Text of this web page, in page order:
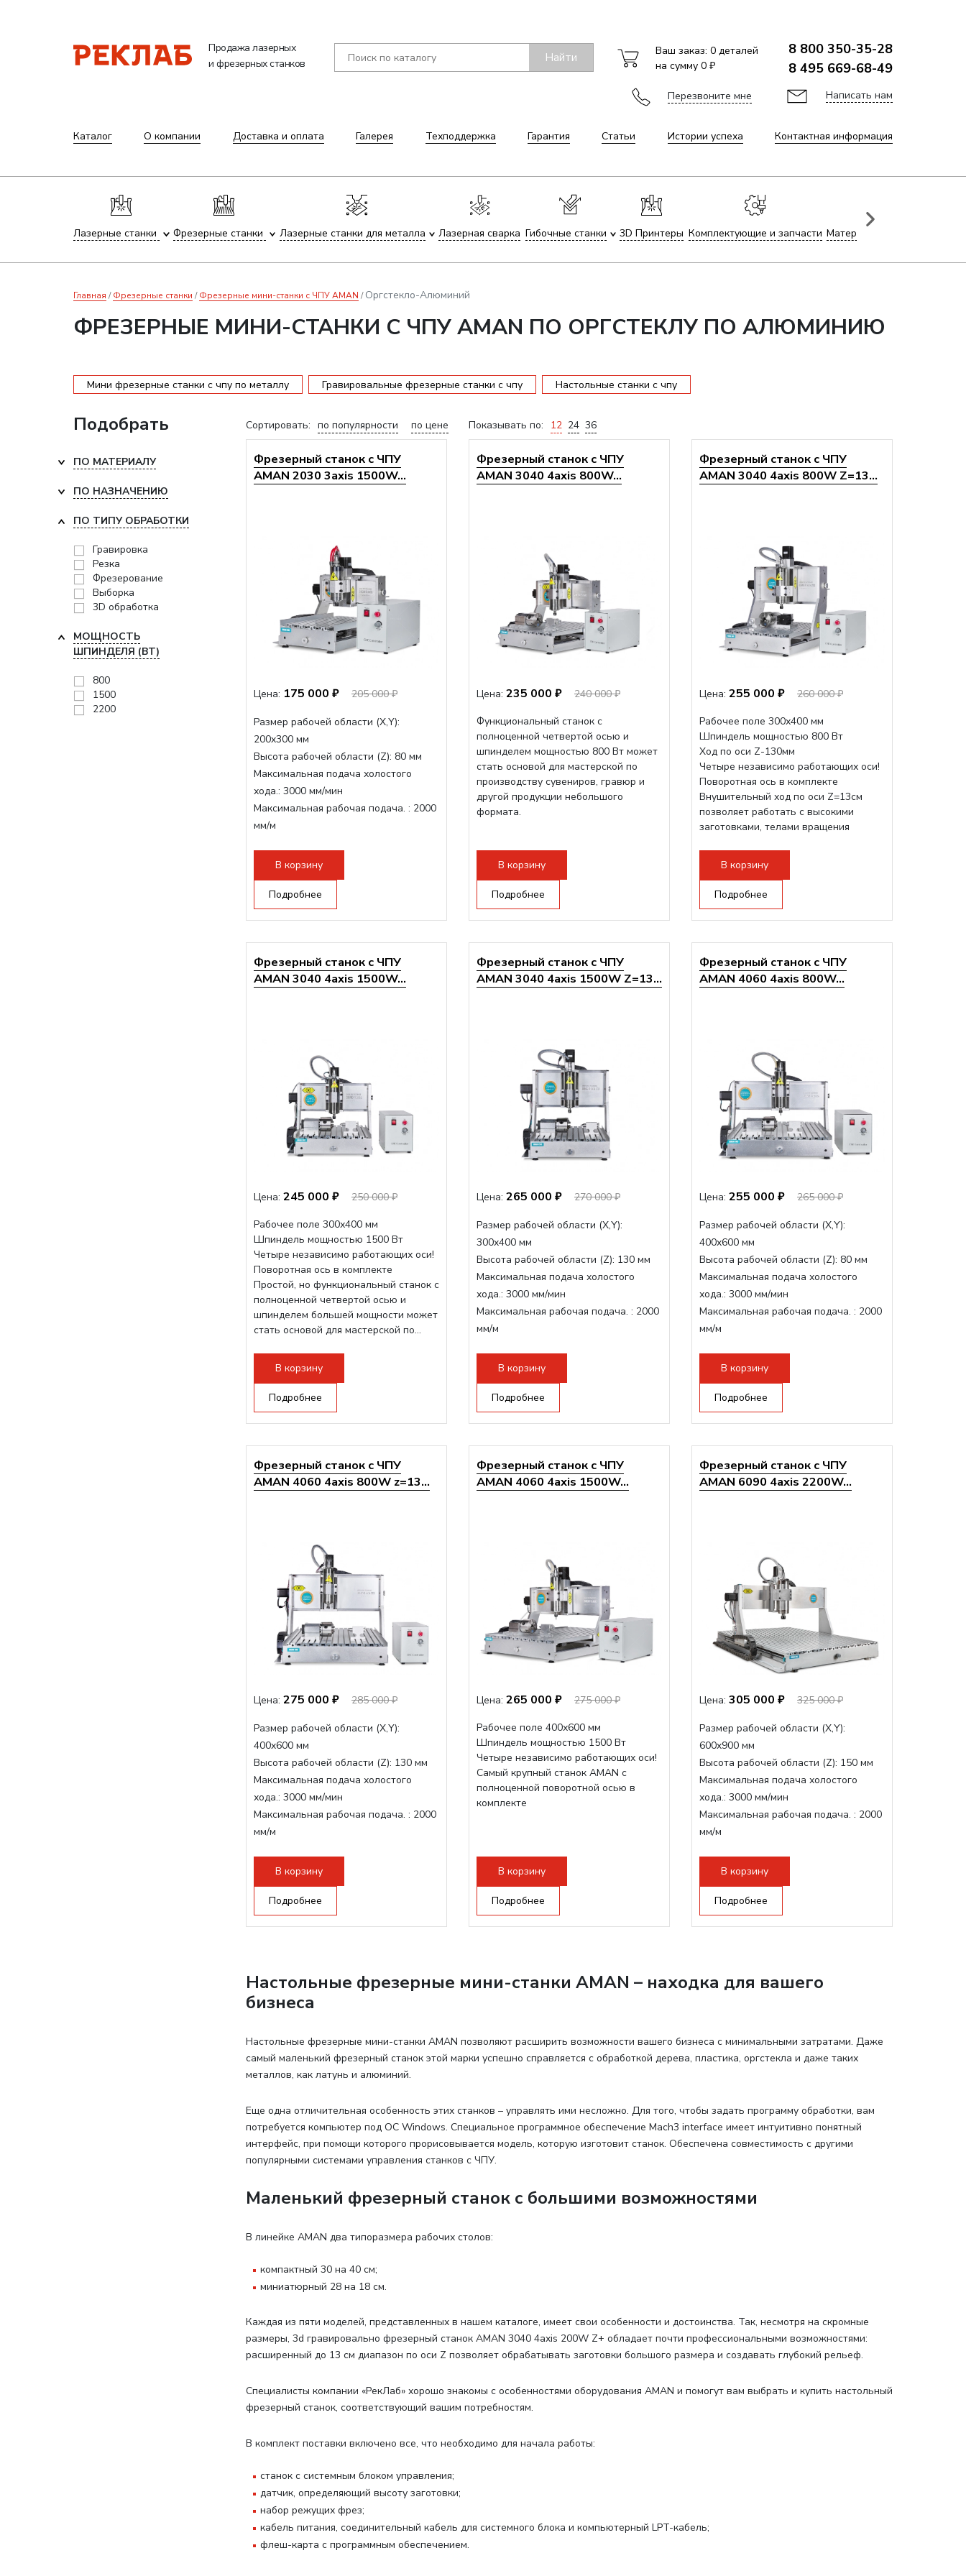
Продажа лазерных
и фрезерных станков
Найти Ваш заказ: 0деталей
на сумму 0 ₽
8 800 350-35-28
8 495 669-68-49
Перезвоните мне Написать нам
Каталог О компании Доставка и оплата Галерея Техподдержка Гарантия Статьи Истории успеха Контактная информация
Лазерные станки Фрезерные станки Лазерные станки для металла Лазерная сварка Гибочные станки 3D Принтеры Комплектующие и запчасти Материалы для лазерной
Главная Фрезерные станки Фрезерные мини-станки с ЧПУ AMAN Оргстекло-Алюминий
ФРЕЗЕРНЫЕ МИНИ-СТАНКИ С ЧПУ AMAN ПО ОРГСТЕКЛУ ПО АЛЮМИНИЮ
Мини фрезерные станки с чпу по металлу Гравировальные фрезерные станки с чпу Настольные станки с чпу
Сортировать: по популярности по цене Показывать по: 12 24 36
Фрезерный станок с ЧПУ
AMAN 2030 3axis 1500W...
Цена: 175 000 ₽ 205 000 ₽
Размер рабочей области (Х,Y):
200x300 мм
Высота рабочей области (Z): 80 мм
Максимальная подача холостого
хода.: 3000 мм/мин
Максимальная рабочая подача. : 2000
мм/м
стандартно:Т-слот
Цанговый патрон:ER11
Мощность шпинделя:
В корзину
Подробнее
Фрезерный станок с ЧПУ
AMAN 3040 4axis 800W...
Цена: 235 000 ₽
240 000 ₽
Функциональный станок с
полноценной четвертой осью и
шпинделем мощностью 800 Вт может
стать основой для мастерской по
производству сувениров, гравюр и
другой продукции небольшого
формата.
В корзину
Подробнее
Фрезерный станок с ЧПУ
AMAN 3040 4axis 800W Z=13...
Цена: 255 000 ₽
260 000 ₽
Рабочее поле 300х400 мм
Шпиндель мощностью 800 Вт
Ход по оси Z-130мм
Четыре независимо работающих оси!
Поворотная ось в комплекте
Внушительный ход по оси Z=13см
позволяет работать с высокими
заготовками, телами вращения
В корзину
Подробнее
Фрезерный станок с ЧПУ
AMAN 3040 4axis 1500W...
Цена: 245 000 ₽
250 000 ₽
Рабочее поле 300х400 мм
Шпиндель мощностью 1500 Вт
Четыре независимо работающих оси!
Поворотная ось в комплекте
Простой, но функциональный станок с
полноценной четвертой осью и
шпинделем большей мощности может
стать основой для мастерской по...
В корзину
Подробнее
Фрезерный станок с ЧПУ
AMAN 3040 4axis 1500W Z=13...
Цена: 265 000 ₽ 270 000 ₽
Размер рабочей области (Х,Y):
300x400 мм
Высота рабочей области (Z): 130 мм
Максимальная подача холостого
хода.: 3000 мм/мин
Максимальная рабочая подача. : 2000
мм/м
стандартно:Т-слот
Цанговый патрон:ER11
Мощность шпинделя:
В корзину
Подробнее
Фрезерный станок с ЧПУ
AMAN 4060 4axis 800W...
Цена: 255 000 ₽ 265 000 ₽
Размер рабочей области (Х,Y):
400x600 мм
Высота рабочей области (Z): 80 мм
Максимальная подача холостого
хода.: 3000 мм/мин
Максимальная рабочая подача. : 2000
мм/м
стандартно:Т-слот
Цанговый патрон:ER11
Мощность шпинделя:
В корзину
Подробнее
Фрезерный станок с ЧПУ
AMAN 4060 4axis 800W z=13...
Цена: 275 000 ₽ 285 000 ₽
Размер рабочей области (Х,Y):
400x600 мм
Высота рабочей области (Z): 130 мм
Максимальная подача холостого
хода.: 3000 мм/мин
Максимальная рабочая подача. : 2000
мм/м
стандартно:Т-слот
Цанговый патрон:ER11
Мощность шпинделя:
В корзину
Подробнее
Фрезерный станок с ЧПУ
AMAN 4060 4axis 1500W...
Цена: 265 000 ₽
275 000 ₽
Рабочее поле 400х600 мм
Шпиндель мощностью 1500 Вт
Четыре независимо работающих оси!
Самый крупный станок AMAN с
полноценной поворотной осью в
комплекте
В корзину
Подробнее
Фрезерный станок с ЧПУ
AMAN 6090 4axis 2200W...
Цена: 305 000 ₽ 325 000 ₽
Размер рабочей области (Х,Y):
600x900 мм
Высота рабочей области (Z): 150 мм
Максимальная подача холостого
хода.: 3000 мм/мин
Максимальная рабочая подача. : 2000
мм/м
стандартно:Т-слот
Цанговый патрон:ER20
Мощность шпинделя:
В корзину
Подробнее
Настольные фрезерные мини-станки AMAN – находка для вашего
бизнеса
Настольные фрезерные мини-станки AMAN позволяют расширить возможности вашего бизнеса с минимальными затратами. Даже
самый маленький фрезерный станок этой марки успешно справляется с обработкой дерева, пластика, оргстекла и даже таких
металлов, как латунь и алюминий.
Еще одна отличительная особенность этих станков – управлять ими несложно. Для того, чтобы задать программу обработки, вам
потребуется компьютер под ОС Windows. Специальное программное обеспечение Mach3 interface имеет интуитивно понятный
интерфейс, при помощи которого прорисовывается модель, которую изготовит станок. Обеспечена совместимость с другими
популярными системами управления станков с ЧПУ.
Маленький фрезерный станок с большими возможностями
В линейке AMAN два типоразмера рабочих столов:
компактный 30 на 40 см;
миниатюрный 28 на 18 см.
Каждая из пяти моделей, представленных в нашем каталоге, имеет свои особенности и достоинства. Так, несмотря на скромные
размеры, 3d гравировально фрезерный станок AMAN 3040 4axis 200W Z+ обладает почти профессиональными возможностями:
расширенный до 13 см диапазон по оси Z позволяет обрабатывать заготовки большого размера и создавать глубокий рельеф.
Специалисты компании «РекЛаб» хорошо знакомы с особенностями оборудования AMAN и помогут вам выбрать и купить настольный
фрезерный станок, соответствующий вашим потребностям.
В комплект поставки включено все, что необходимо для начала работы:
станок с системным блоком управления;
датчик, определяющий высоту заготовки;
набор режущих фрез;
кабель питания, соединительный кабель для системного блока и компьютерный LPT-кабель;
флеш-карта с программным обеспечением.
Подобрать
ПО МАТЕРИАЛУ
ПО НАЗНАЧЕНИЮ
ПО ТИПУ ОБРАБОТКИ
Гравировка
Резка
Фрезерование
Выборка
3D обработка
МОЩНОСТЬ
ШПИНДЕЛЯ (ВТ)
800
1500
2200